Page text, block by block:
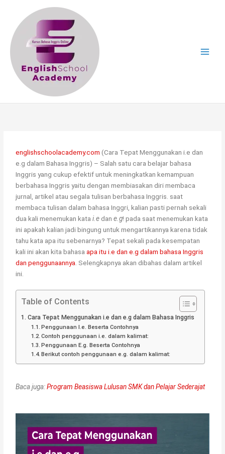
content
englishschoolacademy.com (Cara Tepat Menggunakan i.e dan
e.g dalam Bahasa Inggris) – Salah satu cara belajar bahasa
Inggris yang cukup efektif untuk meningkatkan kemampuan
berbahasa Inggris yaitu dengan membiasakan diri membaca
jurnal, artikel atau segala tulisan berbahasa Inggris. saat
membaca tulisan dalam bahasa Inggri, kalian pasti pernah sekali
dua kali menemukan katai.edane.g! pada saat menemukan kata
ini apakah kalian jadi bingung untuk mengartikannya karena tidak
tahu kata apa itu sebenarnya? Tepat sekali pada kesempatan
kali ini akan kita bahasaapa itu i.e dan e.g dalam bahasa Inggris
dan penggunaannya . Selengkapnya akan dibahas dalam artikel
ini.
Table of Contents
Cara Tepat Menggunakan i.e dan e.g dalam Bahasa Inggris
Penggunaan I.e. Beserta Contohnya
Contoh penggunaan i.e. dalam kalimat:
Penggunaan E.g. Beserta Contohnya
Berikut contoh penggunaan e.g. dalam kalimat:
Baca juga:Program Beasiswa Lulusan SMK dan Pelajar Sederajat